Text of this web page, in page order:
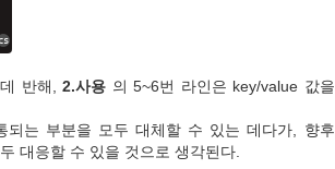
데 반해,2.사용 의 5~6번 라인은 key/value 값을
되는 부분을 모두 대체할 수 있는 데다가, 향후
대응할 수 있을 것으로 생각된다.